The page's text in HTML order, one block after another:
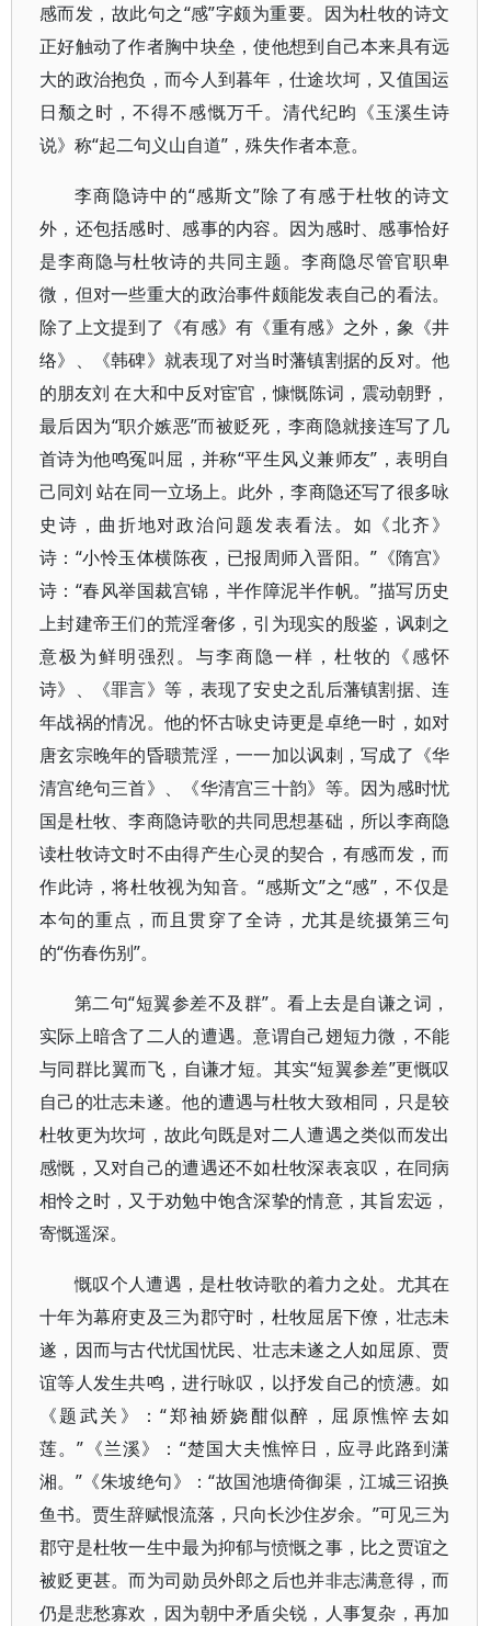
感而发，故此句之“感”字颇为重要。因为杜牧的诗文
正好触动了作者胸中块垒，使他想到自己本来具有远
大的政治抱负，而今人到暮年，仕途坎坷，又值国运
日颓之时，不得不感慨万千。清代纪昀《玉溪生诗
说》称“起二句义山自道”，殊失作者本意。
李商隐诗中的“感斯文”除了有感于杜牧的诗文
外，还包括感时、感事的内容。因为感时、感事恰好
是李商隐与杜牧诗的共同主题。李商隐尽管官职卑
微，但对一些重大的政治事件颇能发表自己的看法。
除了上文提到了《有感》有《重有感》之外，象《井
络》、《韩碑》就表现了对当时藩镇割据的反对。他
的朋友刘 在大和中反对宦官，慷慨陈词，震动朝野，
最后因为“职介嫉恶”而被贬死，李商隐就接连写了几
首诗为他鸣冤叫屈，并称“平生风义兼师友”，表明自
己同刘 站在同一立场上。此外，李商隐还写了很多咏
史诗，曲折地对政治问题发表看法。如《北齐》
诗：“小怜玉体横陈夜，已报周师入晋阳。”《隋宫》
诗：“春风举国裁宫锦，半作障泥半作帆。”描写历史
上封建帝王们的荒淫奢侈，引为现实的殷鉴，讽刺之
意极为鲜明强烈。与李商隐一样，杜牧的《感怀
诗》、《罪言》等，表现了安史之乱后藩镇割据、连
年战祸的情况。他的怀古咏史诗更是卓绝一时，如对
唐玄宗晚年的昏聩荒淫，一一加以讽刺，写成了《华
清宫绝句三首》、《华清宫三十韵》等。因为感时忧
国是杜牧、李商隐诗歌的共同思想基础，所以李商隐
读杜牧诗文时不由得产生心灵的契合，有感而发，而
作此诗，将杜牧视为知音。“感斯文”之“感”，不仅是
本句的重点，而且贯穿了全诗，尤其是统摄第三句
的“伤春伤别”。
第二句“短翼参差不及群”。看上去是自谦之词，
实际上暗含了二人的遭遇。意谓自己翅短力微，不能
与同群比翼而飞，自谦才短。其实“短翼参差”更慨叹
自己的壮志未遂。他的遭遇与杜牧大致相同，只是较
杜牧更为坎坷，故此句既是对二人遭遇之类似而发出
感慨，又对自己的遭遇还不如杜牧深表哀叹，在同病
相怜之时，又于劝勉中饱含深挚的情意，其旨宏远，
寄慨遥深。
慨叹个人遭遇，是杜牧诗歌的着力之处。尤其在
十年为幕府吏及三为郡守时，杜牧屈居下僚，壮志未
遂，因而与古代忧国忧民、壮志未遂之人如屈原、贾
谊等人发生共鸣，进行咏叹，以抒发自己的愤懑。如
《题武关》：“郑袖娇娆酣似醉，屈原憔悴去如
莲。”《兰溪》：“楚国大夫憔悴日，应寻此路到潇
湘。”《朱坡绝句》：“故国池塘倚御渠，江城三诏换
鱼书。贾生辞赋恨流落，只向长沙住岁余。”可见三为
郡守是杜牧一生中最为抑郁与愤慨之事，比之贾谊之
被贬更甚。而为司勋员外郎之后也并非志满意得，而
仍是悲愁寡欢，因为朝中矛盾尖锐，人事复杂，再加